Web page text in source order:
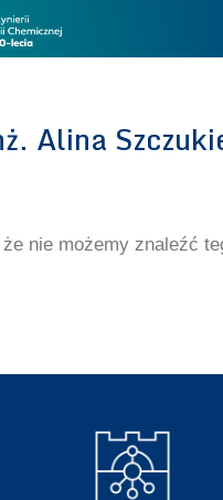
Alina
nie możemy znaleźć